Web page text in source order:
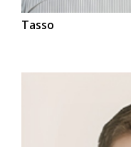
Tasso